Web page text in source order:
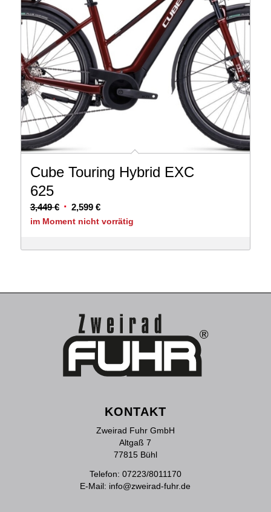
Cube Touring Hybrid EXC
625
3,449€ Ursprünglicher
Preis
3,449 €
2,599 €Aktueller
Preis
2,599 €.
im Moment nicht vorrätig
KONTAKT
Zweirad Fuhr GmbH
Altgaß 7
77815 Bühl
Telefon: 07223/8011170
E-Mail: info@zweirad-fuhr.de